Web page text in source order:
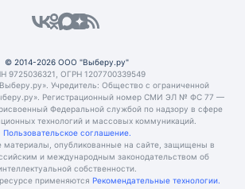
© 2014-2026 ООО "Выберу.ру"
9725036321, ОГРН 1207700339549
Учредитель: Общество с ограниченной
Регистрационный номер СМИ ЭЛ № ФС 77 —
Федеральной службой по надзору в сфере
технологий и массовых коммуникаций.
Пользовательское соглашение.
материалы, опубликованные на сайте, защищены в
и международным законодательством об
собственности.
применяются Рекомендательные технологии.